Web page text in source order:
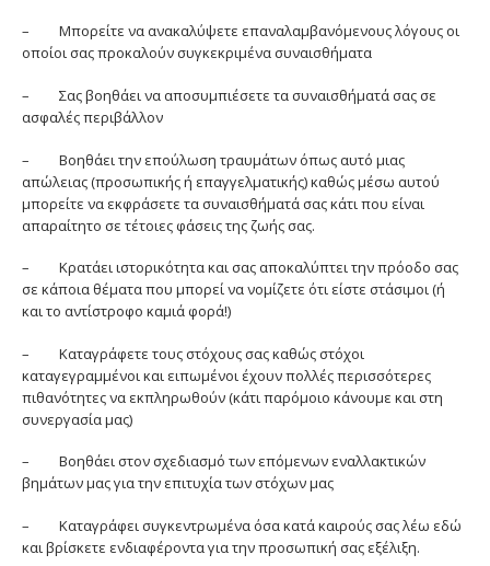
– Μπορείτε να ανακαλύψετε επαναλαμβανόμενους λόγους οι
οποίοι σας προκαλούν συγκεκριμένα συναισθήματα
– Σας βοηθάει να αποσυμπιέσετε τα συναισθήματά σας σε
ασφαλές περιβάλλον
– Βοηθάει την επούλωση τραυμάτων όπως αυτό μιας
απώλειας (προσωπικής ή επαγγελματικής) καθώς μέσω αυτού
μπορείτε να εκφράσετε τα συναισθήματά σας κάτι που είναι
απαραίτητο σε τέτοιες φάσεις της ζωής σας.
– Κρατάει ιστορικότητα και σας αποκαλύπτει την πρόοδο σας
σε κάποια θέματα που μπορεί να νομίζετε ότι είστε στάσιμοι (ή
και το αντίστροφο καμιά φορά!)
– Καταγράφετε τους στόχους σας καθώς στόχοι
καταγεγραμμένοι και ειπωμένοι έχουν πολλές περισσότερες
πιθανότητες να εκπληρωθούν (κάτι παρόμοιο κάνουμε και στη
συνεργασία μας)
– Βοηθάει στον σχεδιασμό των επόμενων εναλλακτικών
βημάτων μας για την επιτυχία των στόχων μας
– Καταγράφει συγκεντρωμένα όσα κατά καιρούς σας λέω εδώ
και βρίσκετε ενδιαφέροντα για την προσωπική σας εξέλιξη.